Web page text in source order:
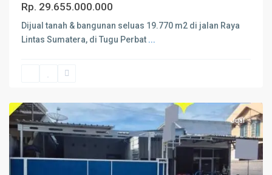
Rp. 29.655.000.000
Dijual tanah & bangunan seluas 19.770 m2 di jalan Raya
Lintas Sumatera, di Tugu Perbat ...
Jual